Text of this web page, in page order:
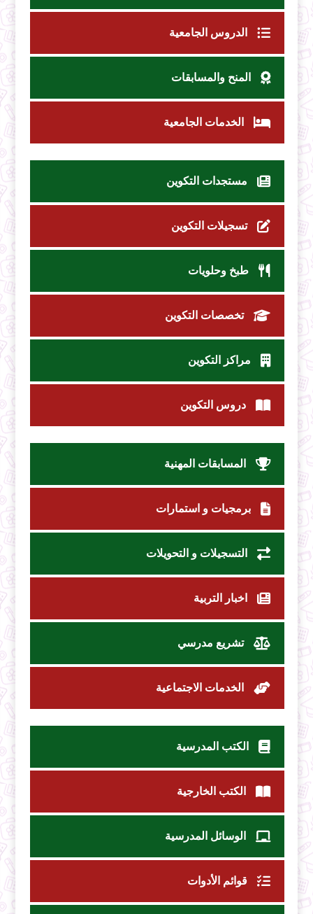
الدروس الجامعية
المنح والمسابقات
الخدمات الجامعية
مستجدات التكوين
تسجيلات التكوين
طبخ وحلويات
تخصصات التكوين
مراكز التكوين
دروس التكوين
المسابقات المهنية
برمجيات و استمارات
التسجيلات و التحويلات
اخبار التربية
تشريع مدرسي
الخدمات الاجتماعية
الكتب المدرسية
الكتب الخارجية
الوسائل المدرسية
قوائم الأدوات